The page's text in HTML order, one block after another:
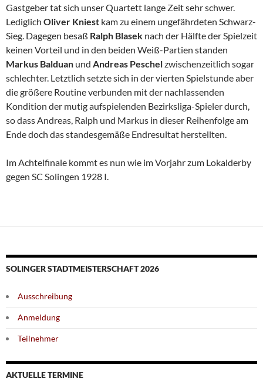
Gastgeber tat sich unser Quartett lange Zeit sehr schwer.
Lediglich Oliver Kniest kam zu einem ungefährdeten Schwarz-
Sieg. Dagegen besaß Ralph Blasek nach der Hälfte der Spielzeit
keinen Vorteil und in den beiden Weiß-Partien standen
Markus Balduan und Andreas Peschelzwischenzeitlich sogar
schlechter. Letztlich setzte sich in der vierten Spielstunde aber
die größere Routine verbunden mit der nachlassenden
Kondition der mutig aufspielenden Bezirksliga-Spieler durch,
so dass Andreas, Ralph und Markus in dieser Reihenfolge am
Ende doch das standesgemäße Endresultat herstellten.
Im Achtelfinale kommt es nun wie im Vorjahr zum Lokalderby
gegen SC Solingen 1928 I.
SOLINGER STADTMEISTERSCHAFT 2026
Ausschreibung
Anmeldung
Teilnehmer
AKTUELLE TERMINE